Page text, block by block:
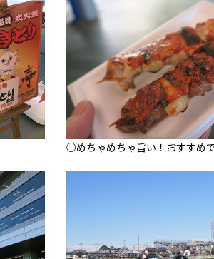
○めちゃめちゃ旨い！おすすめ